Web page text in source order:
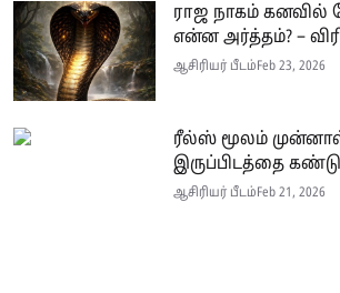
ராஜ நாகம்
என்ன அர்த்தம்? –
ஆசிரியர் பீடம்Feb 23, 2026
ரீல்ஸ் மூலம்
இருப்பிடத்தை
ஆசிரியர் பீடம்Feb 21, 2026